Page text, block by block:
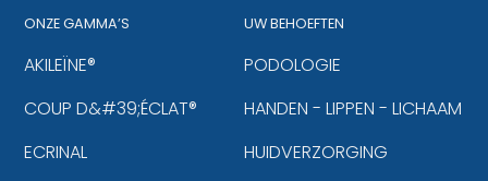
ONZE GAMMA’S
AKILEÏNE®
COUP D&#39;ÉCLAT®
ECRINAL
UW BEHOEFTEN
PODOLOGIE
HANDEN - LIPPEN - LICHAAM
HUIDVERZORGING